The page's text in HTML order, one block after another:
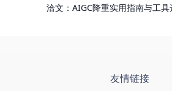
洽文：AIGC降重实用指南与工具
友情链接